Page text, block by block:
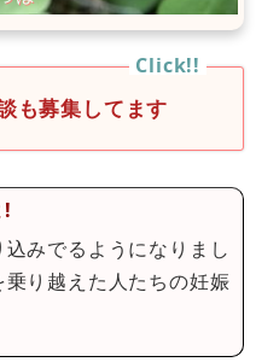
も募集してます
みでるようになりまし
乗り越えた人たちの妊娠